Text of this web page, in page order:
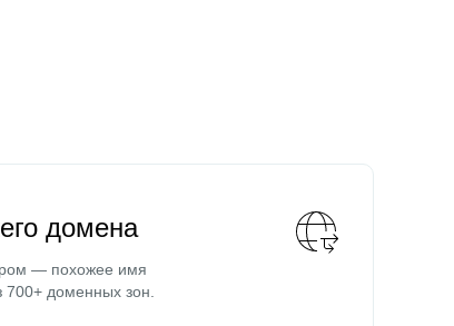
домена
— похожее имя
700+ доменных зон.